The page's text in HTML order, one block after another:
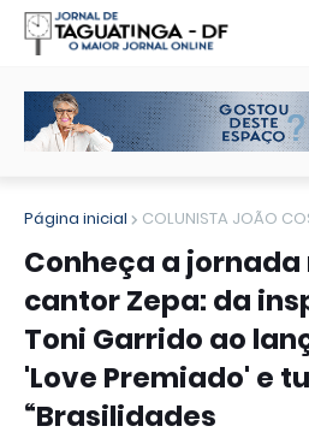
Página inicial COLUNISTA JOÃO
Conheça a
cantor Zepa: da
Toni Garrido ao
'Love Premiado' e
“Brasilidades